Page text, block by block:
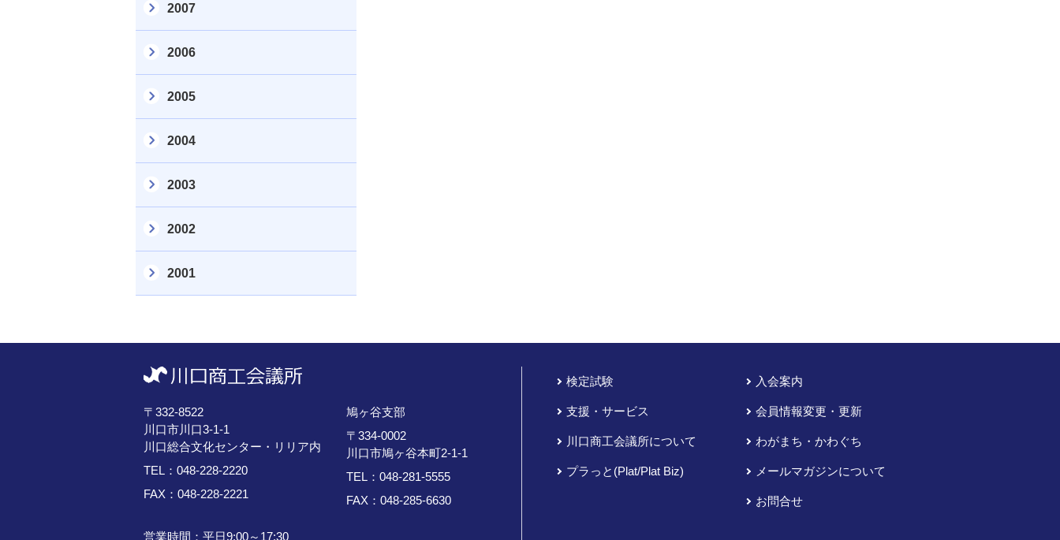
2007
2006
2005
2004
2003
2002
2001
〒332-8522
川口市川口3-1-1
川口総合文化センター・リリア内
TEL： 048-228-2220
FAX：048-228-2221
鳩ヶ谷支部
〒334-0002
川口市鳩ヶ谷本町2-1-1
TEL： 048-281-5555
FAX：048-285-6630
営業時間：平日9:00～17:30
検定試験
支援・サービス
川口商工会議所について
プラっと(Plat/Plat Biz)
入会案内
会員情報変更・更新
わがまち・かわぐち
メールマガジンについて
お問合せ